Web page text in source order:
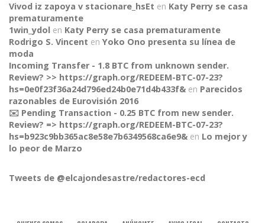
CONNECT
Vivod iz zapoya v stacionare_hsEt en Katy Perry se casa
prematuramente
1win_ydol en Katy Perry se casa prematuramente
Rodrigo S. Vincent en Yoko Ono presenta su línea de
moda
Incoming Transfer - 1.8 BTC from unknown sender.
Review? >> https://graph.org/REDEEM-BTC-07-23?
hs=0e0f23f36a24d796ed24b0e71d4b433f& en Parecidos
razonables de Eurovisión 2016
✉️ Pending Transaction - 0.25 BTC from new sender.
Review? => https://graph.org/REDEEM-BTC-07-23?
hs=b923c9bb365ac8e58e7b6349568ca6e9& en Lo mejor y
lo peor de Marzo
Tweets de @elcajondesastre/redactores-ecd